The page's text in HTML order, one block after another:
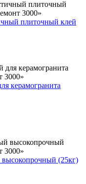
плиточный клей
керамогранита
(25кг)